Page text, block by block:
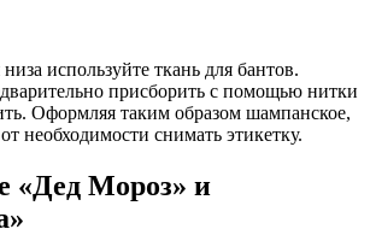
используйте ткань для бантов.
присборить с помощью нитки
Оформляя таким образом шампанское,
необходимости снимать этикетку.
«Дед Мороз» и